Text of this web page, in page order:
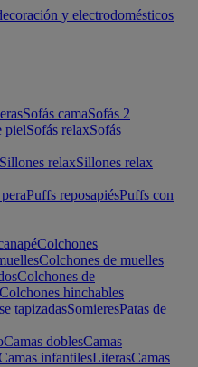
Sofás camaSofás 2
pielSofás relaxSofás
Sillones relaxSillones relax
Puffs reposapiésPuffs con
Colchones
Colchones de muelles
Colchones de
Colchones hinchables
tapizadasSomieresPatas de
Camas doblesCamas
infantilesLiterasCamas